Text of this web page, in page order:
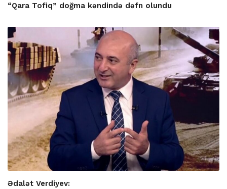
“Qara Tofiq” doğma kəndində dəfn olundu
Ədalət Verdiyev: